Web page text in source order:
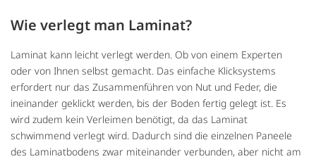
Wie verlegt man Laminat?
Laminat kann leicht verlegt werden. Ob von einem Experten
oder von Ihnen selbst gemacht. Das einfache Klicksystems
erfordert nur das Zusammenführen von Nut und Feder, die
ineinander geklickt werden, bis der Boden fertig gelegt ist. Es
wird zudem kein Verleimen benötigt, da das Laminat
schwimmend verlegt wird. Dadurch sind die einzelnen Paneele
des Laminatbodens zwar miteinander verbunden, aber nicht am